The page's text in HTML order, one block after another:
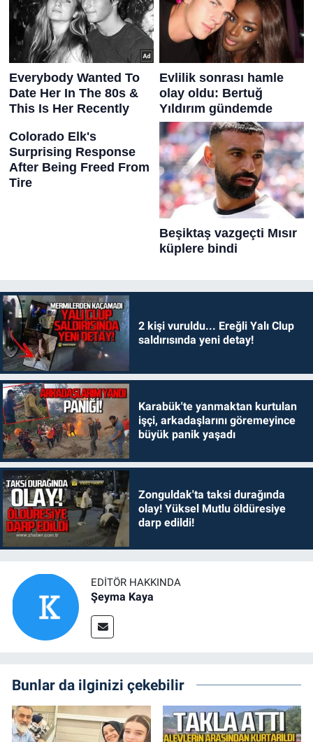
2 kişi vuruldu... Ereğli Yalı Clup
saldırısında yeni detay!
Karabük'te yanmaktan kurtulan
işçi, arkadaşlarını göremeyince
büyük panik yaşadı
Zonguldak'ta taksi durağında
olay! Yüksel Mutlu öldüresiye
darp edildi!
EDITÖR HAKKINDA
Şeyma Kaya
Bunlar da ilginizi çekebilir